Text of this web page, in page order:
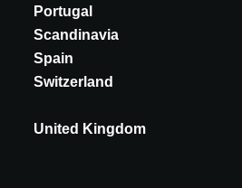
Portugal
Scandinavia
Spain
Switzerland
United Kingdom